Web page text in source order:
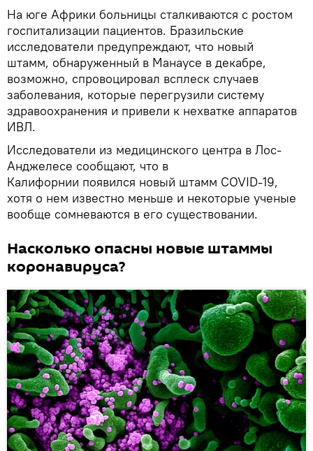
На юге Африки больницы сталкиваются с ростом
госпитализации пациентов. Бразильские
исследователи предупреждают, что новый
штамм, обнаруженный в Манаусе в декабре,
возможно, спровоцировал всплеск случаев
заболевания, которые перегрузили систему
здравоохранения и привели к нехватке аппаратов
ИВЛ.
Исследователи из медицинского центра в Лос-
Анджелесе сообщают, что в
Калифорнии появился новый штамм COVID-19,
хотя о нем известно меньше и некоторые ученые
вообще сомневаются в его существовании.
Насколько опасны новые штаммы
коронавируса?